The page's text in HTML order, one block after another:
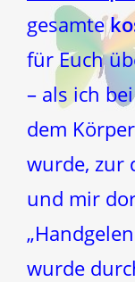
gesamte
für Euch
– als ich
dem
wurde, zur
und mir
wurde